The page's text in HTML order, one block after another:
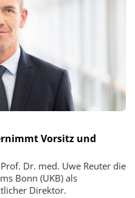
Vorsitz und
Dr. med. Uwe Reuter die
Bonn (UKB) als
Direktor.